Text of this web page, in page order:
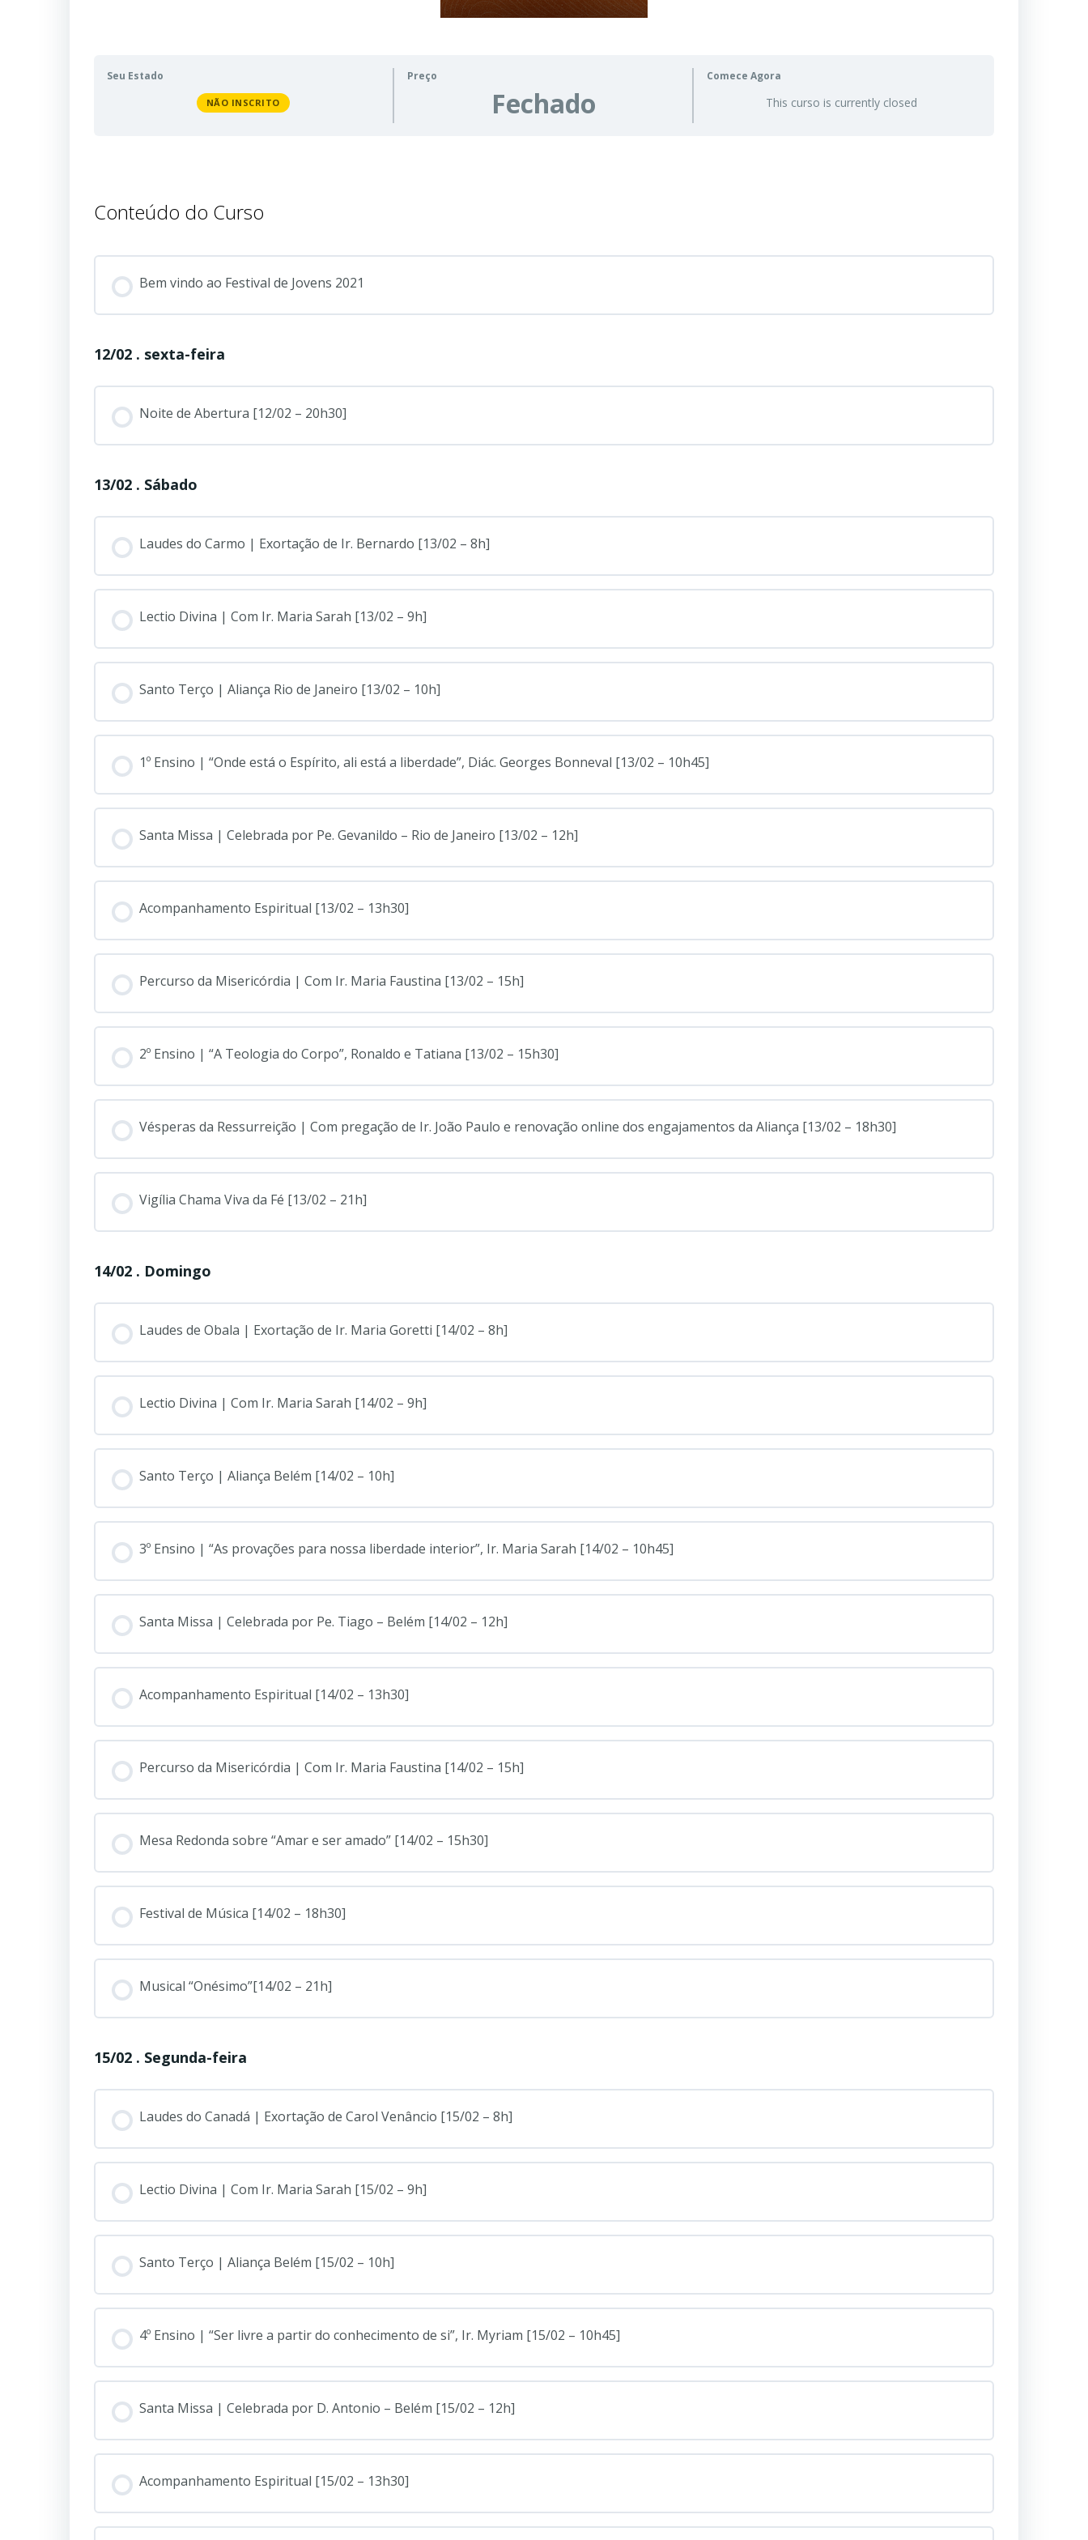
Seu Estado
NÃO INSCRITO
Preço
Fechado
Comece Agora
This curso is currently closed
Conteúdo do Curso
Bem vindo ao Festival de Jovens 2021
12/02 . sexta-feira
Noite de Abertura [12/02 – 20h30]
13/02 . Sábado
Laudes do Carmo | Exortação de Ir. Bernardo [13/02 – 8h]
Lectio Divina | Com Ir. Maria Sarah [13/02 – 9h]
Santo Terço | Aliança Rio de Janeiro [13/02 – 10h]
1º Ensino | “Onde está o Espírito, ali está a liberdade”, Diác. Georges Bonneval [13/02 – 10h45]
Santa Missa | Celebrada por Pe. Gevanildo – Rio de Janeiro [13/02 – 12h]
Acompanhamento Espiritual [13/02 – 13h30]
Percurso da Misericórdia | Com Ir. Maria Faustina [13/02 – 15h]
2º Ensino | “A Teologia do Corpo”, Ronaldo e Tatiana [13/02 – 15h30]
Vésperas da Ressurreição | Com pregação de Ir. João Paulo e renovação online dos engajamentos da Aliança [13/02 – 18h30]
Vigília Chama Viva da Fé [13/02 – 21h]
14/02 . Domingo
Laudes de Obala | Exortação de Ir. Maria Goretti [14/02 – 8h]
Lectio Divina | Com Ir. Maria Sarah [14/02 – 9h]
Santo Terço | Aliança Belém [14/02 – 10h]
3º Ensino | “As provações para nossa liberdade interior”, Ir. Maria Sarah [14/02 – 10h45]
Santa Missa | Celebrada por Pe. Tiago – Belém [14/02 – 12h]
Acompanhamento Espiritual [14/02 – 13h30]
Percurso da Misericórdia | Com Ir. Maria Faustina [14/02 – 15h]
Mesa Redonda sobre “Amar e ser amado” [14/02 – 15h30]
Festival de Música [14/02 – 18h30]
Musical “Onésimo”[14/02 – 21h]
15/02 . Segunda-feira
Laudes do Canadá | Exortação de Carol Venâncio [15/02 – 8h]
Lectio Divina | Com Ir. Maria Sarah [15/02 – 9h]
Santo Terço | Aliança Belém [15/02 – 10h]
4º Ensino | “Ser livre a partir do conhecimento de si”, Ir. Myriam [15/02 – 10h45]
Santa Missa | Celebrada por D. Antonio – Belém [15/02 – 12h]
Acompanhamento Espiritual [15/02 – 13h30]